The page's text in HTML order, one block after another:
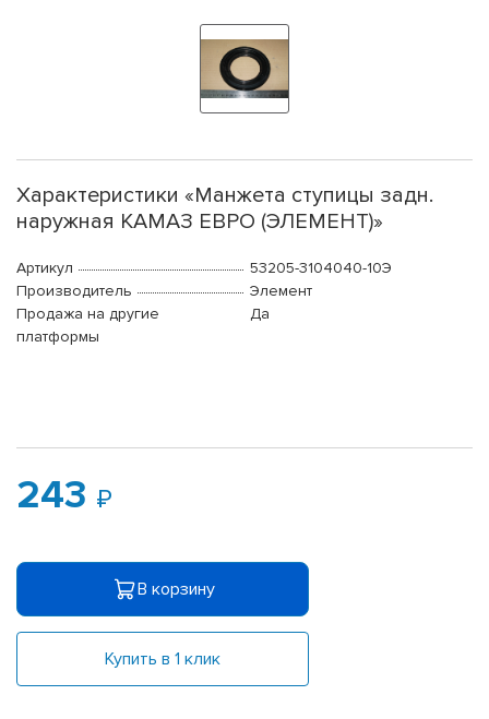
Характеристики «Манжета ступицы задн.
наружная КАМАЗ ЕВРО (ЭЛЕМЕНТ)»
Артикул
53205-3104040-10Э
Производитель
Элемент
Продажа на другие
платформы
Да
243
В корзину
Купить в 1 клик